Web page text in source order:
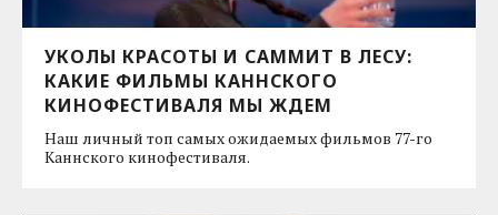
УКОЛЫ КРАСОТЫ И САММИТ В ЛЕСУ:
КАКИЕ ФИЛЬМЫ КАННСКОГО
КИНОФЕСТИВАЛЯ МЫ ЖДЕМ
Наш личный топ самых ожидаемых фильмов 77-го
Каннского кинофестиваля.